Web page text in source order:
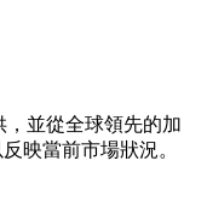
，並從全球領先的加
映當前市場狀況。